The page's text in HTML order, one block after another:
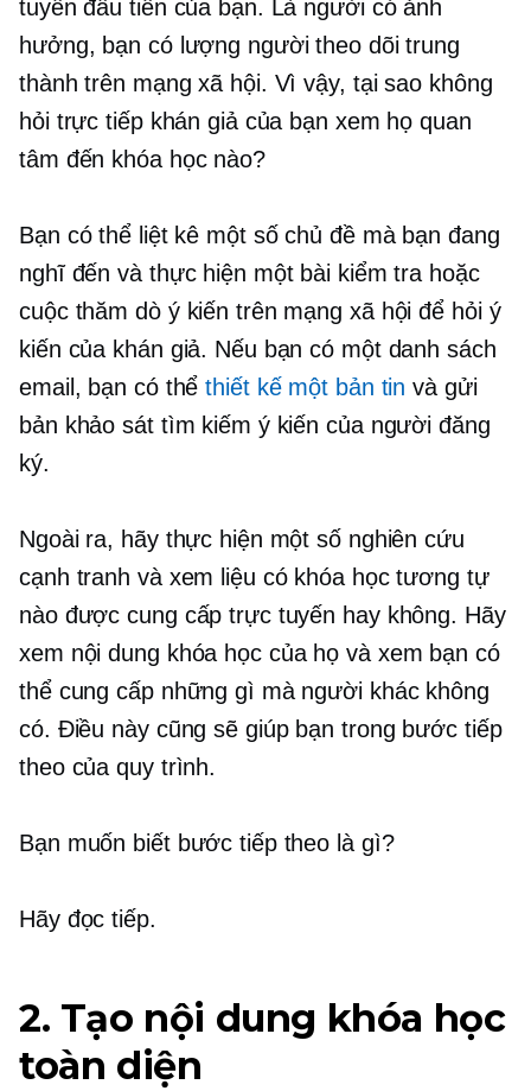
tuyến đầu tiên của bạn. Là người có ảnh
hưởng, bạn có lượng người theo dõi trung
thành trên mạng xã hội. Vì vậy, tại sao không
hỏi trực tiếp khán giả của bạn xem họ quan
tâm đến khóa học nào?
Bạn có thể liệt kê một số chủ đề mà bạn đang
nghĩ đến và thực hiện một bài kiểm tra hoặc
cuộc thăm dò ý kiến ​​trên mạng xã hội để hỏi ý
kiến ​​của khán giả. Nếu bạn có một danh sách
email, bạn có thểthiết kế một bản tin và gửi
bản khảo sát tìm kiếm ý kiến ​​của người đăng
ký.
Ngoài ra, hãy thực hiện một số nghiên cứu
cạnh tranh và xem liệu có khóa học tương tự
nào được cung cấp trực tuyến hay không. Hãy
xem nội dung khóa học của họ và xem bạn có
thể cung cấp những gì mà người khác không
có. Điều này cũng sẽ giúp bạn trong bước tiếp
theo của quy trình.
Bạn muốn biết bước tiếp theo là gì?
Hãy đọc tiếp.
2. Tạo nội dung khóa học
toàn diện